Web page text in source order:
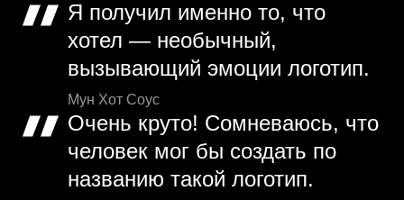
Я получил именно то, что
хотел — необычный,
вызывающий эмоции логотип.
Мун Хот Соус
Очень круто! Сомневаюсь, что
человек мог бы создать по
названию такой логотип.